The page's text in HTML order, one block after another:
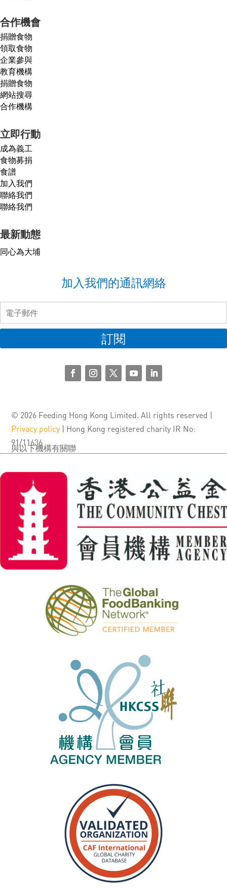
合作機會
捐贈食物
領取食物
企業參與
教育機構
捐贈食物
網站搜尋
合作機構
立即行動
成為義工
食物募捐
食譜
加入我們
聯絡我們
聯絡我們
最新動態
同心為大埔
加入我們的通訊網絡
訂閱
© 2026 Feeding Hong Kong Limited. All rights reserved |
Privacy policy | Hong Kong registered charity IR No:
91/11636
與以下機構有關聯